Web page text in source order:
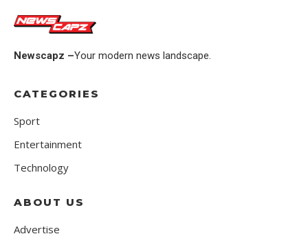
Newscapz –Your modern news landscape.
CATEGORIES
Sport
Entertainment
Technology
ABOUT US
Advertise